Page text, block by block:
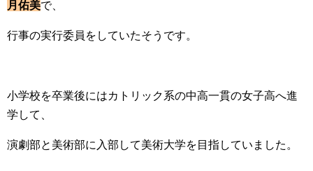
月佑美で、
行事の実行委員をしていたそうです。
小学校を卒業後にはカトリック系の中高一貫の女子高へ進
学して、
演劇部と美術部に入部して美術大学を目指していました。